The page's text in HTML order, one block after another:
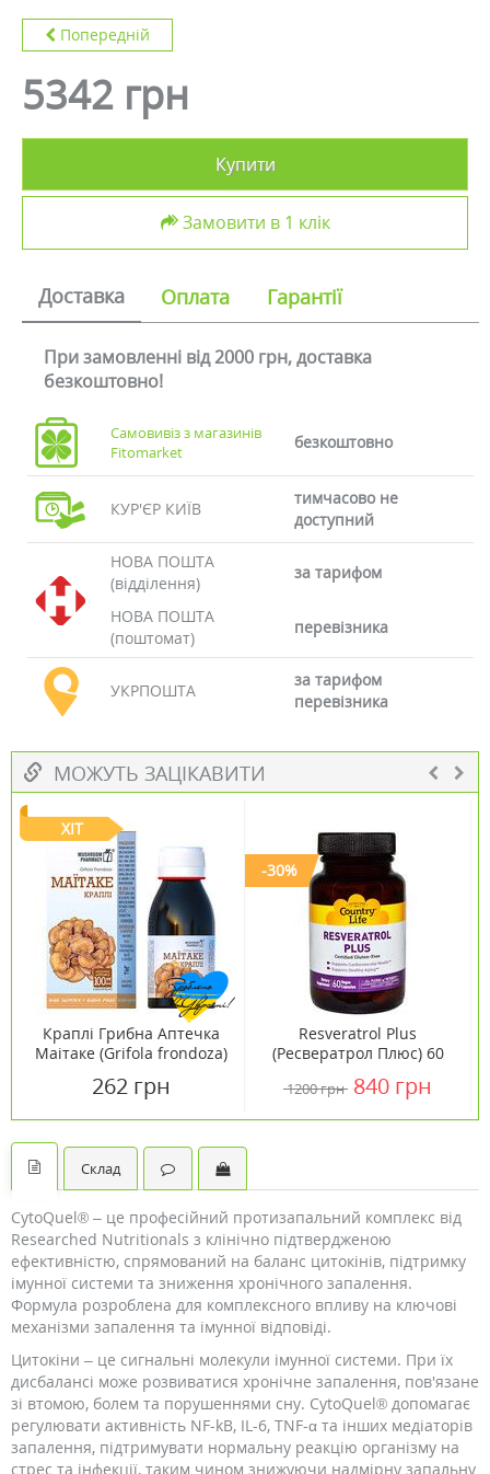
Попередній
5342 грн
Купити
Замовити в 1 клік
Доставка Оплата Гарантії
При замовленні від 2000 грн, доставка
безкоштовно!
Самовивіз з магазинів
Fitomarket
безкоштовно
КУР'ЄР КИЇВ
тимчасово не
доступний
НОВА ПОШТА
(відділення)
за тарифом
НОВА ПОШТА
(поштомат)
перевізника
УКРПОШТА
за тарифом
перевізника
МОЖУТЬ ЗАЦІКАВИТИ
ХІТ
Краплі Грибна Аптечка
Маітаке (Grifola frondoza)
262 грн
-30%
Resveratrol Plus
(Ресвератрол Плюс) 60
Country Life
1200 грн 840 грн
Склад
CytoQuel® – це професійний протизапальний комплекс від
Researched Nutritionals з клінічно підтвердженою
ефективністю, спрямований на баланс цитокінів, підтримку
імунної системи та зниження хронічного запалення.
Формула розроблена для комплексного впливу на ключові
механізми запалення та імунної відповіді.
Цитокіни – це сигнальні молекули імунної системи. При їх
дисбалансі може розвиватися хронічне запалення, пов'язане
зі втомою, болем та порушеннями сну. CytoQuel® допомагає
регулювати активність NF-kB, IL-6, TNF-α та інших медіаторів
запалення, підтримувати нормальну реакцію організму на
стрес та інфекції, таким чином знижуючи надмірну запальну